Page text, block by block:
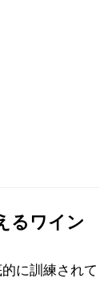
るワイン
に訓練されて